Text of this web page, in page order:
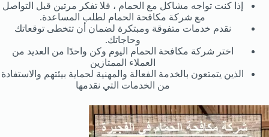
إذا كنت تواجه مشاكل مع الحمام ، فلا تفكر مرتين قبل التواصل
مع شركة مكافحة الحمام لطلب المساعدة.
نقدم خدمات متفوقة ومبتكرة لضمان أن تتخطى توقعاتك
وحاجاتك.
اختر شركة مكافحة الحمام اليوم وكن واحدًا من العديد من
العملاء الممتازين
الذين يتمتعون بالخدمة الفعالة والمهنية لحماية بيئتهم والاستفادة
من الخدمات التي نقدمها